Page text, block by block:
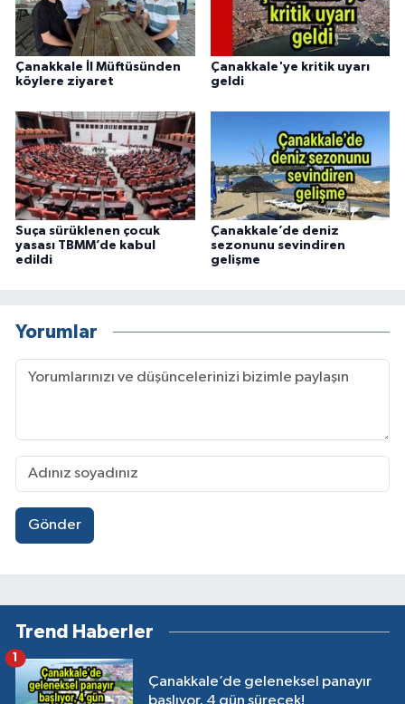
Çanakkale İl Müftüsünden
köylere ziyaret
Çanakkale'ye kritik uyarı
geldi
Suça sürüklenen çocuk
yasası TBMM’de kabul
edildi
Çanakkale’de deniz
sezonunu sevindiren
gelişme
Yorumlar
Gönder
Trend Haberler
Çanakkale’de geleneksel panayır
başlıyor, 4 gün sürecek!
1